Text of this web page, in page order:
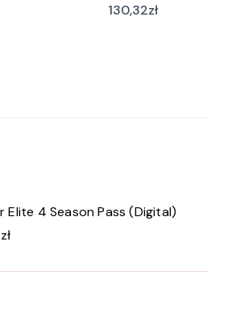
130,32zł
Elite 4 Season Pass (Digital)
zł